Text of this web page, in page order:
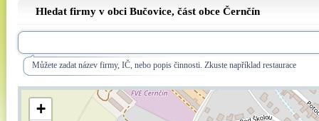
Hledat firmy v obci Bučovice, část obce Černčín
Můžete zadat název firmy, IČ, nebo popis činnosti. Zkuste například restaurace
+